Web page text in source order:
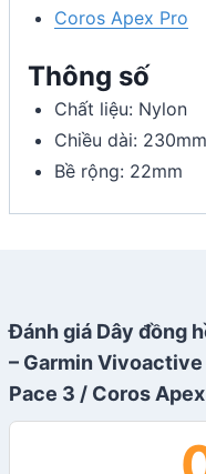
Coros Apex Pro
Thông số
Chất liệu: Nylon
Chiều dài: 230mm
Bề rộng: 22mm
Đánh giá Dây đồng
– Garmin
Pace 3 / Coros